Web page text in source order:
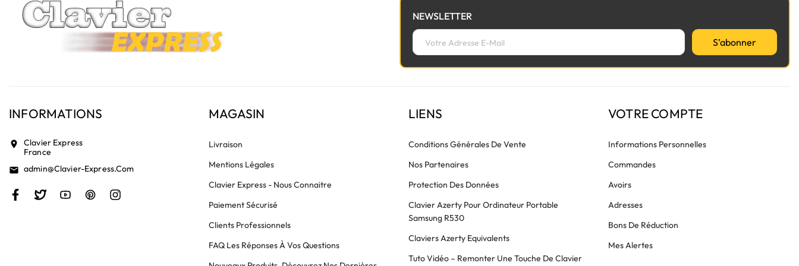
NEWSLETTER
S’abonner
INFORMATIONS
location_on
Clavier Express
France
email Admin@clavier-Express.com
MAGASIN
Livraison
Mentions Légales
Clavier Express - Nous Connaitre
Paiement Sécurisé
Clients Professionnels
FAQ Les Réponses À Vos Questions
LIENS
Conditions Générales De Vente
Nos Partenaires
Protection Des Données
Clavier Azerty Pour Ordinateur Portable
Samsung R530
Claviers Azerty Equivalents
Tuto Vidéo – Remonter Une Touche De Clavier
VOTRE COMPTE
Informations Personnelles
Commandes
Avoirs
Adresses
Bons De Réduction
Mes Alertes